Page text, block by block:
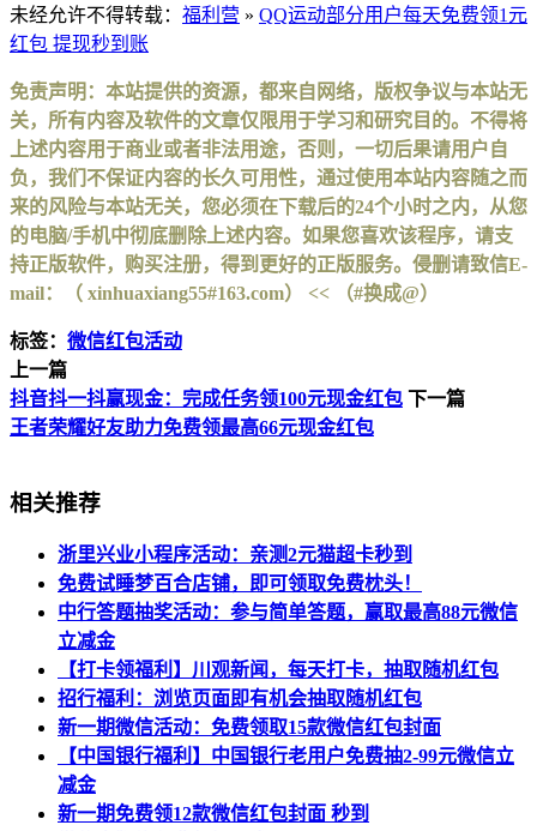
未经允许不得转载： 福利营 » QQ运动部分用户每天免费领1元
红包 提现秒到账
免责声明：本站提供的资源，都来自网络，版权争议与本站无
关，所有内容及软件的文章仅限用于学习和研究目的。不得将
上述内容用于商业或者非法用途，否则，一切后果请用户自
负，我们不保证内容的长久可用性，通过使用本站内容随之而
来的风险与本站无关，您必须在下载后的24个小时之内，从您
的电脑/手机中彻底删除上述内容。如果您喜欢该程序，请支
持正版软件，购买注册，得到更好的正版服务。侵删请致信E-
mail：（ xinhuaxiang55#163.com） << （#换成@）
标签： 微信红包活动
上一篇
抖音抖一抖赢现金：完成任务领100元现金红包 下一篇
王者荣耀好友助力免费领最高66元现金红包
相关推荐
浙里兴业小程序活动：亲测2元猫超卡秒到
免费试睡梦百合店铺，即可领取免费枕头！
中行答题抽奖活动：参与简单答题，赢取最高88元微信
立减金
【打卡领福利】川观新闻，每天打卡，抽取随机红包
招行福利：浏览页面即有机会抽取随机红包
新一期微信活动：免费领取15款微信红包封面
【中国银行福利】中国银行老用户免费抽2-99元微信立
减金
新一期免费领12款微信红包封面 秒到